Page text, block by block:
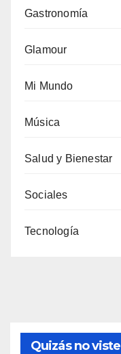
Gastronomía
Glamour
Mi Mundo
Música
Salud y Bienestar
Sociales
Tecnología
Quizás no viste